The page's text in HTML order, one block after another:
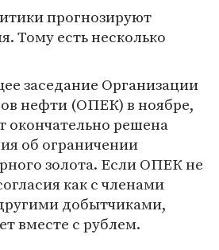
прогнозируют
Тому есть несколько
заседание Организации
нефти (ОПЕК) в ноябре,
окончательно решена
об ограничении
золота. Если ОПЕК не
как с членами
добытчиками,
вместе с рублем.